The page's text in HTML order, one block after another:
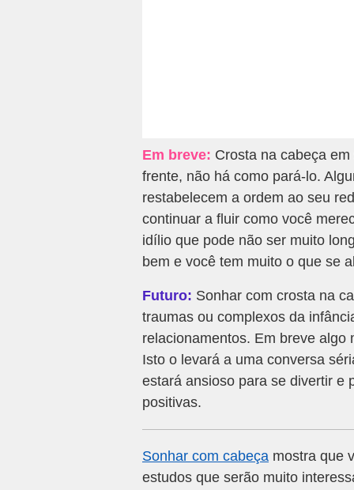
Em breve: Crosta na cabeça
frente, não há como pará-lo.
restabelecem a ordem ao seu
continuar a fluir como você
idílio que pode não ser muito
bem e você tem muito o que se
Futuro: Sonhar com crosta na
traumas ou complexos da
relacionamentos. Em breve algo
Isto o levará a uma conversa
estará ansioso para se divertir e
positivas.
Sonhar com cabeça mostra que
estudos que serão muito